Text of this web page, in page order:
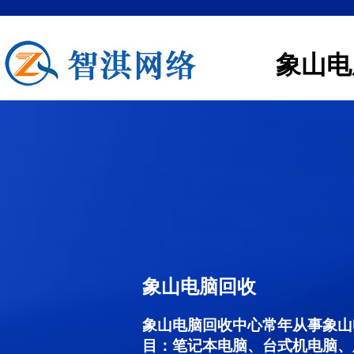
象山
象山电脑回收
象山电脑回收中心常年从事象
目：笔记本电脑、台式机电脑